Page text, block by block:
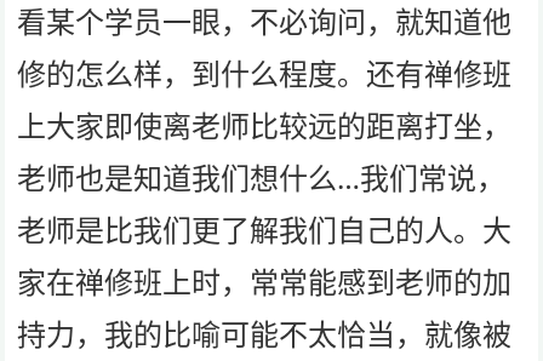
看某个学员一眼，不必询问，就知道他
修的怎么样，到什么程度。还有禅修班
上大家即使离老师比较远的距离打坐，
老师也是知道我们想什么…我们常说，
老师是比我们更了解我们自己的人。大
家在禅修班上时，常常能感到老师的加
持力，我的比喻可能不太恰当，就像被